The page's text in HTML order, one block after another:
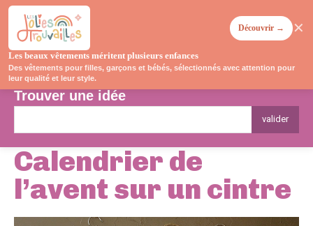
Trouver une idée
valider
Calendrier de
l’avent sur un cintre
Les beaux vêtements méritent plusieurs enfances
Des vêtements pour filles, garçons et bébés, sélectionnés avec attention pour
leur qualité et leur style.
Découvrir → ✕